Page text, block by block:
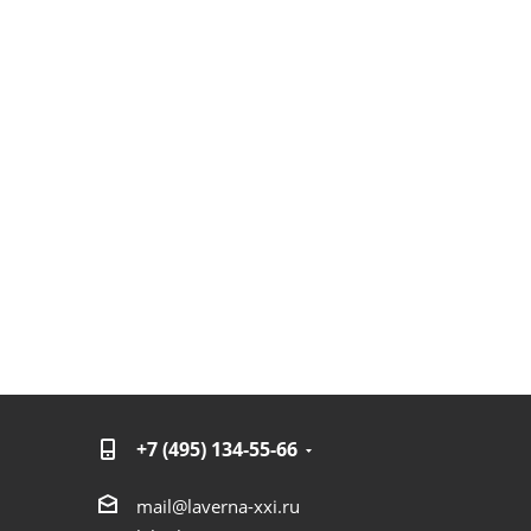
+7 (495) 134-55-66
mail@laverna-xxi.ru